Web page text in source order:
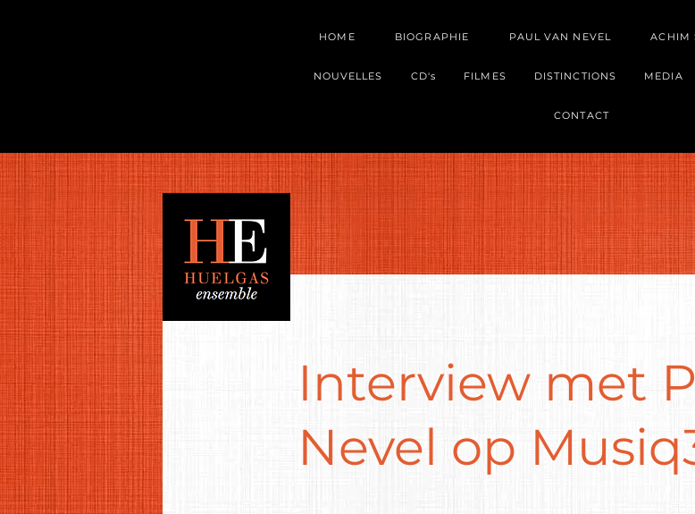
HOME BIOGRAPHIE PAUL VAN NEVEL ACHIM
NOUVELLES CD's FILMES DISTINCTIONS MEDIA
CONTACT
Interview met
Nevel op